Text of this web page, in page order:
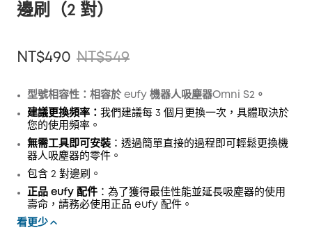
邊刷（2 對）
NT$490 NT$549
折扣
優惠碼:
型號相容性 ：相容於 eufy 機器人吸塵器Omni
S2。
建議更換頻率： 我們建議每 3 個月更換一次，具體取決於
您的使用頻率。
無需工具即可安裝 ：透過簡單直接的過程即可輕鬆更換機
器人吸塵器的零件。
包含 2 對邊刷。
正品 eufy 配件 ：為了獲得最佳性能並延長吸塵器的使用
壽命，請務必使用正品 eufy 配件。
看更少